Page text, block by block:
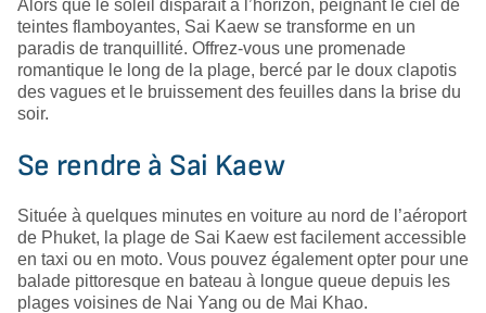
Alors que le soleil disparaît à l’horizon, peignant le ciel de
teintes flamboyantes, Sai Kaew se transforme en un
paradis de tranquillité. Offrez-vous une promenade
romantique le long de la plage, bercé par le doux clapotis
des vagues et le bruissement des feuilles dans la brise du
soir.
Se rendre à Sai Kaew
Située à quelques minutes en voiture au nord de l’aéroport
de Phuket, la plage de Sai Kaew est facilement accessible
en taxi ou en moto. Vous pouvez également opter pour une
balade pittoresque en bateau à longue queue depuis les
plages voisines de Nai Yang ou de Mai Khao.